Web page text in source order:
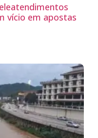
vício em apostas